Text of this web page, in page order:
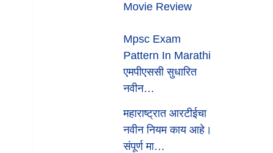
Movie Review
Mpsc Exam
Pattern In Marathi
एमपीएससी सुधारित
नवीन…
महाराष्ट्रात आरटीईचा
नवीन नियम काय आहे।
संपूर्ण मा…